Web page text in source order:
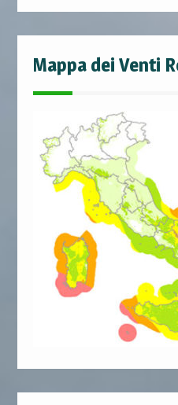
Mappa dei Venti